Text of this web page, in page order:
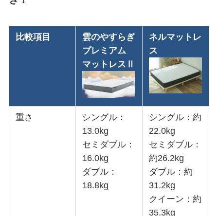
比較項目
雲のやすらぎ
プレミアム
マットレスⅡ
ネルマットレ
ス
重さ
シングル：
13.0kg
セミダブル：
16.0kg
ダブル：
18.8kg
シングル：約
22.0kg
セミダブル：
約26.2kg
ダブル：約
31.2kg
クイーン：約
35.3kg